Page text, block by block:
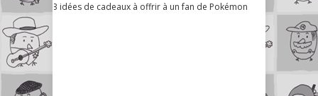
3 idées de cadeaux à offrir à un fan de Pokémon